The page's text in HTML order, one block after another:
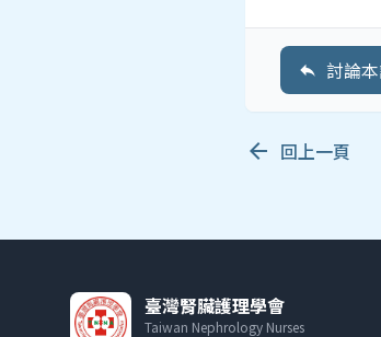
reply 討論
arrow_back 回上一頁
臺灣腎臟護理學會
Taiwan Nephrology Nurses